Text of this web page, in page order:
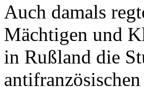
Auch damals
Mächtigen und
in Rußland die